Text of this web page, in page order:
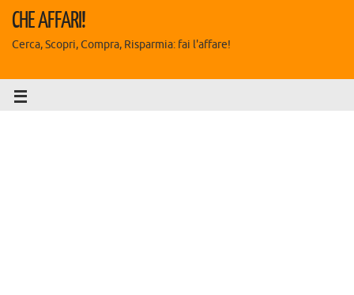
CHE AFFARI!
Cerca, Scopri, Compra, Risparmia: fai l'affare!